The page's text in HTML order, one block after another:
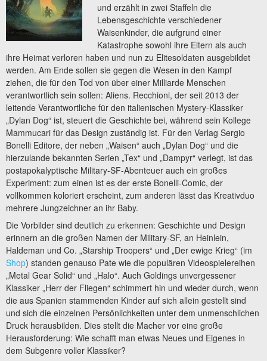
und erzählt in zwei Staffeln die
Lebensgeschichte verschiedener
Waisenkinder, die aufgrund einer
Katastrophe sowohl ihre Eltern als auch
ihre Heimat verloren haben und nun zu Elitesoldaten ausgebildet
werden. Am Ende sollen sie gegen die Wesen in den Kampf
ziehen, die für den Tod von über einer Milliarde Menschen
verantwortlich sein sollen: Aliens. Recchioni, der seit 2013 der
leitende Verantwortliche für den italienischen Mystery-Klassiker
„Dylan Dog“ ist, steuert die Geschichte bei, während sein Kollege
Mammucari für das Design zuständig ist. Für den Verlag Sergio
Bonelli Editore, der neben „Waisen“ auch „Dylan Dog“ und die
hierzulande bekannten Serien „Tex“ und „Dampyr“ verlegt, ist das
postapokalyptische Military-SF-Abenteuer auch ein großes
Experiment: zum einen ist es der erste Bonelli-Comic, der
vollkommen koloriert erscheint, zum anderen lässt das Kreativduo
mehrere Jungzeichner an ihr Baby.
Die Vorbilder sind deutlich zu erkennen: Geschichte und Design
erinnern an die großen Namen der Military-SF, an Heinlein,
Haldeman und Co. „Starship Troopers“ und „Der ewige Krieg“ (im
Shop) standen genauso Pate wie die populären Videospielereihen
„Metal Gear Solid“ und „Halo“. Auch Goldings unvergessener
Klassiker „Herr der Fliegen“ schimmert hin und wieder durch, wenn
die aus Spanien stammenden Kinder auf sich allein gestellt sind
und sich die einzelnen Persönlichkeiten unter dem unmenschlichen
Druck herausbilden. Dies stellt die Macher vor eine große
Herausforderung: Wie schafft man etwas Neues und Eigenes in
dem Subgenre voller Klassiker?